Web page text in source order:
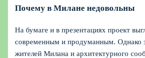
Почему в Милане недовольны
На бумаге и в презентациях проект
современным и продуманным. Однако
жителей Милана и архитектурного